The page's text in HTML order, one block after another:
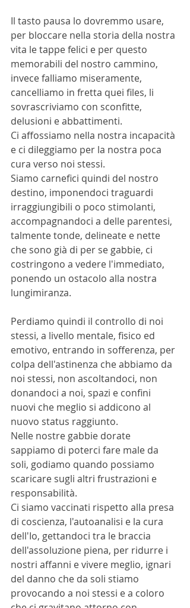
Il tasto pausa lo dovremmo usare,
per bloccare nella storia della nostra
vita le tappe felici e per questo
memorabili del nostro cammino,
invece falliamo miseramente,
cancelliamo in fretta quei files, li
sovrascriviamo con sconfitte,
delusioni e abbattimenti.
Ci affossiamo nella nostra incapacità
e ci dileggiamo per la nostra poca
cura verso noi stessi.
Siamo carnefici quindi del nostro
destino, imponendoci traguardi
irraggiungibili o poco stimolanti,
accompagnandoci a delle parentesi,
talmente tonde, delineate e nette
che sono già di per se gabbie, ci
costringono a vedere l'immediato,
ponendo un ostacolo alla nostra
lungimiranza.
Perdiamo quindi il controllo di noi
stessi, a livello mentale, fisico ed
emotivo, entrando in sofferenza, per
colpa dell'astinenza che abbiamo da
noi stessi, non ascoltandoci, non
donandoci a noi, spazi e confini
nuovi che meglio si addicono al
nuovo status raggiunto.
Nelle nostre gabbie dorate
sappiamo di poterci fare male da
soli, godiamo quando possiamo
scaricare sugli altri frustrazioni e
responsabilità.
Ci siamo vaccinati rispetto alla presa
di coscienza, l'autoanalisi e la cura
dell'Io, gettandoci tra le braccia
dell'assoluzione piena, per ridurre i
nostri affanni e vivere meglio, ignari
del danno che da soli stiamo
provocando a noi stessi e a coloro